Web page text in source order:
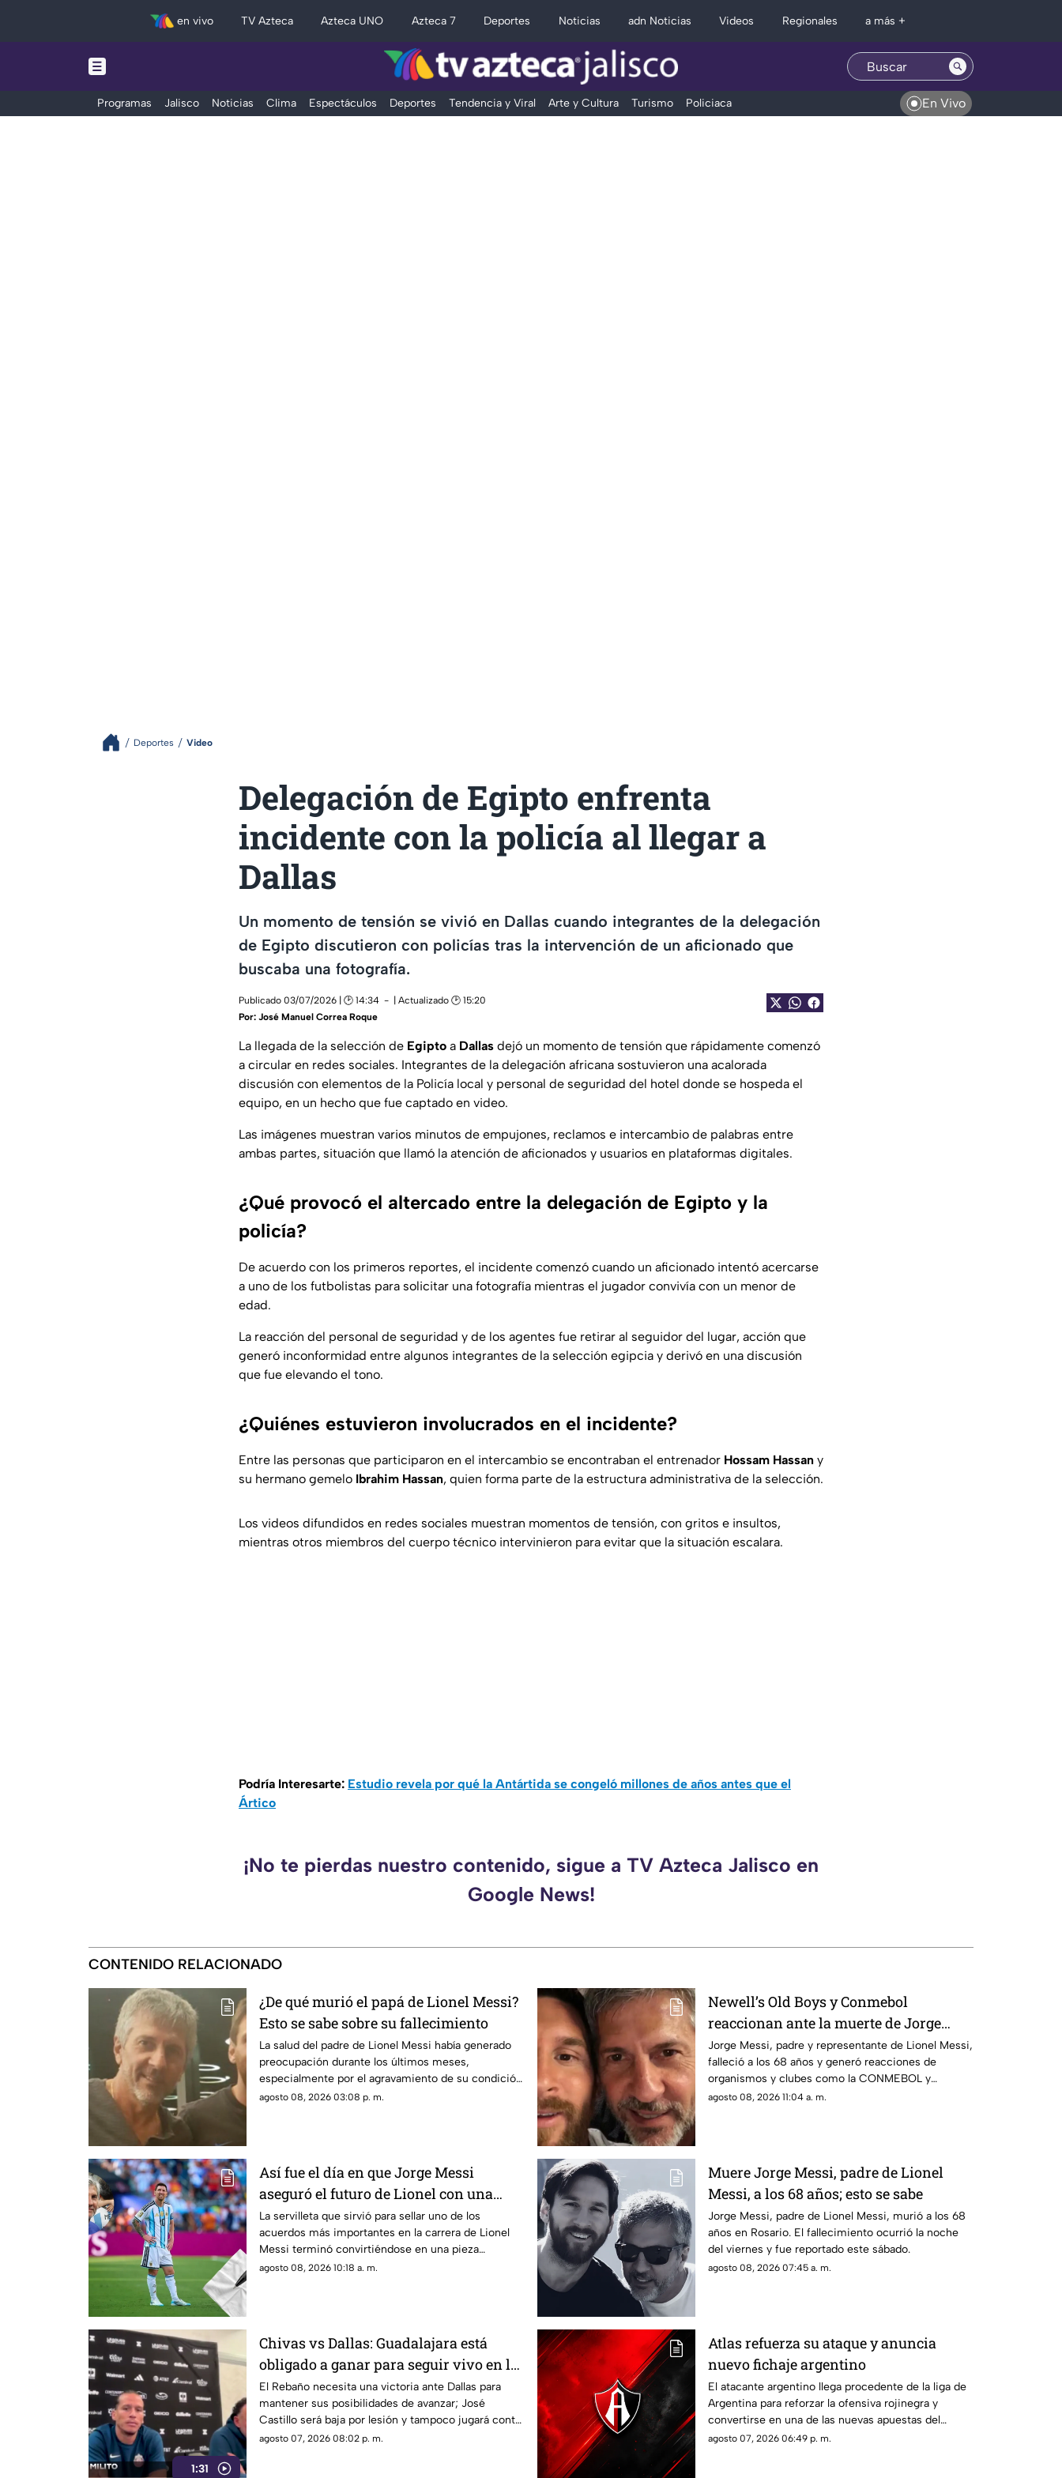
en vivo TV Azteca Azteca UNO Azteca 7 Deportes Noticias adn Noticias Videos Regionales a más +
Programas Jalisco Noticias Clima Espectáculos Deportes Tendencia y Viral Arte y Cultura Turismo Policiaca En Vivo
Deportes Video
Delegación de Egipto enfrenta
incidente con la policía al llegar a
Dallas
Un momento de tensión se vivió en Dallas cuando integrantes de la delegación
de Egipto discutieron con policías tras la intervención de un aficionado que
buscaba una fotografía.
Publicado 03/07/2026 | 🕑 14:34
| Actualizado 🕑 15:20
Por: José Manuel Correa Roque
La llegada de la selección de Egipto a Dallas dejó un momento de tensión que rápidamente comenzó
a circular en redes sociales. Integrantes de la delegación africana sostuvieron una acalorada
discusión con elementos de la Policía local y personal de seguridad del hotel donde se hospeda el
equipo, en un hecho que fue captado en video.
Las imágenes muestran varios minutos de empujones, reclamos e intercambio de palabras entre
ambas partes, situación que llamó la atención de aficionados y usuarios en plataformas digitales.
¿Qué provocó el altercado entre la delegación de Egipto y la
policía?
De acuerdo con los primeros reportes, el incidente comenzó cuando un aficionado intentó acercarse
a uno de los futbolistas para solicitar una fotografía mientras el jugador convivía con un menor de
edad.
La reacción del personal de seguridad y de los agentes fue retirar al seguidor del lugar, acción que
generó inconformidad entre algunos integrantes de la selección egipcia y derivó en una discusión
que fue elevando el tono.
¿Quiénes estuvieron involucrados en el incidente?
Entre las personas que participaron en el intercambio se encontraban el entrenador Hossam Hassan y
su hermano gemelo Ibrahim Hassan, quien forma parte de la estructura administrativa de la selección.
Los videos difundidos en redes sociales muestran momentos de tensión, con gritos e insultos,
mientras otros miembros del cuerpo técnico intervinieron para evitar que la situación escalara.
Podría Interesarte: Estudio revela por qué la Antártida se congeló millones de años antes que el
Ártico
¡No te pierdas nuestro contenido, sigue a TV Azteca Jalisco en
Google News!
CONTENIDO RELACIONADO
¿De qué murió el papá de Lionel Messi?
Esto se sabe sobre su fallecimiento
La salud del padre de Lionel Messi había generado
preocupación durante los últimos meses,
especialmente por el agravamiento de su condición
poco antes del Mundial 2026.
agosto 08, 2026 03:08 p. m.
Newell’s Old Boys y Conmebol
reaccionan ante la muerte de Jorge
Messi, padre de Lionel
Jorge Messi, padre y representante de Lionel Messi,
falleció a los 68 años y generó reacciones de
organismos y clubes como la CONMEBOL y
Newell’s Old Boys, que expresaron sus
agosto 08, 2026 11:04 a. m.
Así fue el día en que Jorge Messi
aseguró el futuro de Lionel con una
servilleta
La servilleta que sirvió para sellar uno de los
acuerdos más importantes en la carrera de Lionel
Messi terminó convirtiéndose en una pieza
histórica.
agosto 08, 2026 10:18 a. m.
Muere Jorge Messi, padre de Lionel
Messi, a los 68 años; esto se sabe
Jorge Messi, padre de Lionel Messi, murió a los 68
años en Rosario. El fallecimiento ocurrió la noche
del viernes y fue reportado este sábado.
agosto 08, 2026 07:45 a. m.
1:31
Chivas vs Dallas: Guadalajara está
obligado a ganar para seguir vivo en la
Leagues Cup
El Rebaño necesita una victoria ante Dallas para
mantener sus posibilidades de avanzar; José
Castillo será baja por lesión y tampoco jugará contra
Seattle.
agosto 07, 2026 08:02 p. m.
Atlas refuerza su ataque y anuncia
nuevo fichaje argentino
El atacante argentino llega procedente de la liga de
Argentina para reforzar la ofensiva rojinegra y
convertirse en una de las nuevas apuestas del
equipo dirigido por Hernán Crespo.
agosto 07, 2026 06:49 p. m.